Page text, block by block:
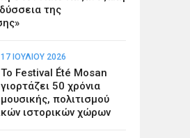
της
17 ΙΟΥΛΊΟΥ 2026
Το Festival Été Mosan
γιορτάζει 50 χρόνια
μουσικής, πολιτισμού
ιστορικών χώρων